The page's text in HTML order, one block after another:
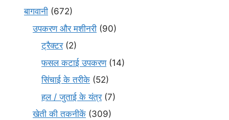
बागवानी (672)
उपकरण और मशीनरी (90)
ट्रैक्टर(2)
फसल कटाई उपकरण(14)
सिंचाई के तरीके (52)
हल / जुताई के यंत्र(7)
खेती की तकनीकें (309)